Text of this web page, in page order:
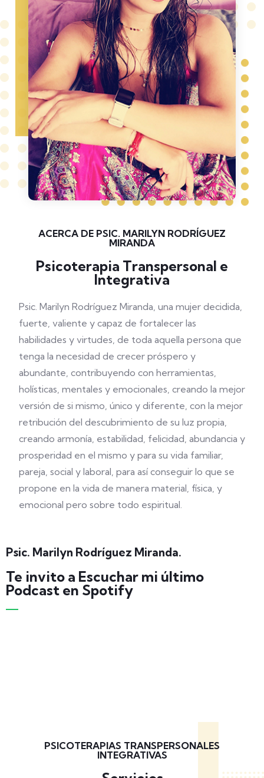
ACERCA DE PSIC. MARILYN RODRÍGUEZ
MIRANDA
Psicoterapia Transpersonal e
Integrativa
Psic. Marilyn Rodríguez Miranda, una mujer decidida,
fuerte, valiente y capaz de fortalecer las
habilidades y virtudes, de toda aquella persona que
tenga la necesidad de crecer próspero y
abundante, contribuyendo con herramientas,
holísticas, mentales y emocionales, creando la mejor
versión de si mismo, único y diferente, con la mejor
retribución del descubrimiento de su luz propia,
creando armonía, estabilidad, felicidad, abundancia y
prosperidad en el mismo y para su vida familiar,
pareja, social y laboral, para así conseguir lo que se
propone en la vida de manera material, física, y
emocional pero sobre todo espiritual.
Psic. Marilyn Rodríguez Miranda.
Te invito a Escuchar mi último
Podcast en Spotify
PSICOTERAPIAS TRANSPERSONALES
INTEGRATIVAS